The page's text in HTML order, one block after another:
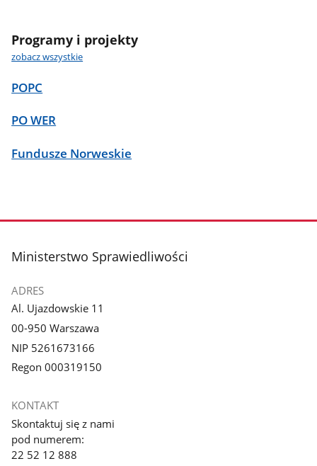
Programy i projekty
zobacz wszystkie
POPC
PO WER
Fundusze Norweskie
stopka
Ministerstwo Sprawiedliwości
ADRES
Al. Ujazdowskie 11
00-950 Warszawa
NIP 5261673166
Regon 000319150
KONTAKT
Skontaktuj się z nami
pod numerem:
22 52 12 888